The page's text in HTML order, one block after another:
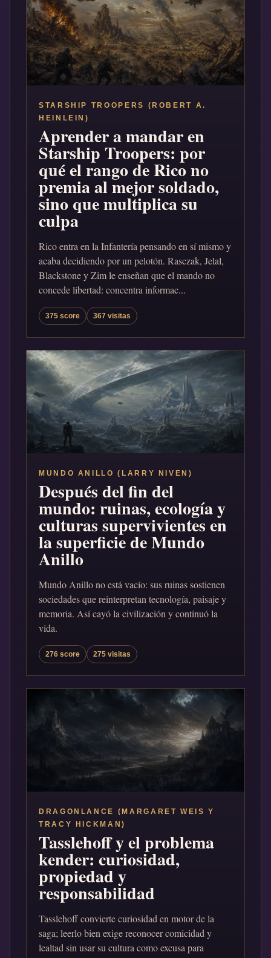
STARSHIP TROOPERS (ROBERT A.
HEINLEIN)
Aprender a mandar en
Starship Troopers: por
qué el rango de Rico no
premia al mejor soldado,
sino que multiplica su
culpa
Rico entra en la Infantería pensando en sí mismo y
acaba decidiendo por un pelotón. Rasczak, Jelal,
Blackstone y Zim le enseñan que el mando no
concede libertad: concentra informac...
375 score 367 visitas
MUNDO ANILLO (LARRY NIVEN)
Después del fin del
mundo: ruinas, ecología y
culturas supervivientes en
la superficie de Mundo
Anillo
Mundo Anillo no está vacío: sus ruinas sostienen
sociedades que reinterpretan tecnología, paisaje y
memoria. Así cayó la civilización y continuó la
vida.
276 score 275 visitas
DRAGONLANCE (MARGARET WEIS Y
TRACY HICKMAN)
Tasslehoff y el problema
kender: curiosidad,
propiedad y
responsabilidad
Tasslehoff convierte curiosidad en motor de la
saga; leerlo bien exige reconocer comicidad y
lealtad sin usar su cultura como excusa para